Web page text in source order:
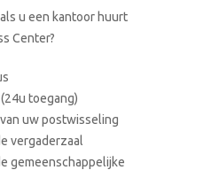
u een kantoor huurt
Center?
toegang)
uw postwisseling
vergaderzaal
gemeenschappelijke